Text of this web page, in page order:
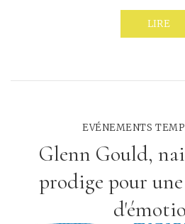
LIRE
EVÉNEMENTS
Glenn Gould,
prodige pour